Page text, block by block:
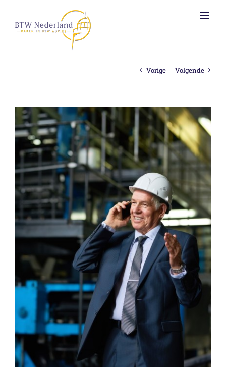
inhoud
Vorige Volgende